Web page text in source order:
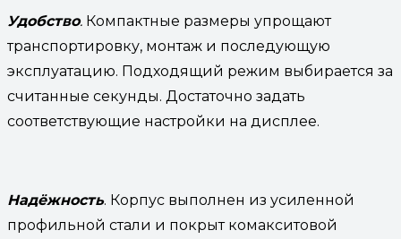
Удобство. Компактные размеры упрощают
транспортировку, монтаж и последующую
эксплуатацию. Подходящий режим выбирается за
считанные секунды. Достаточно задать
соответствующие настройки на дисплее.
Надёжность. Корпус выполнен из усиленной
профильной стали и покрыт комакситовой